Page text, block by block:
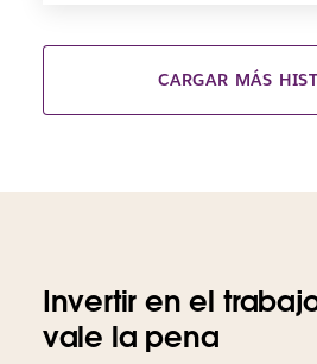
CARGAR MÁS
Invertir en el
vale la pena